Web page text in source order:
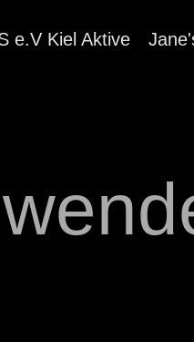
e.V Kiel Aktive